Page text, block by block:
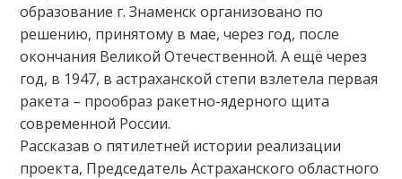
образование г. Знаменск организовано по
решению, принятому в мае, через год, после
окончания Великой Отечественной. А ещё через
год, в 1947, в астраханской степи взлетела первая
ракета – прообраз ракетно-ядерного щита
современной России.
Рассказав о пятилетней истории реализации
проекта, Председатель Астраханского областного